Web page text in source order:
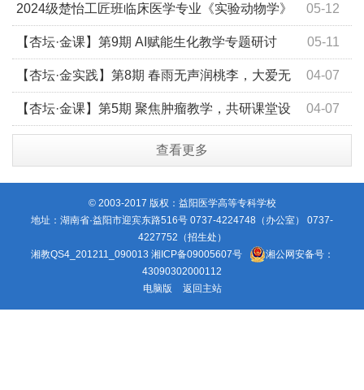
结束 05-12
2024级楚怡工匠班临床医学专业《实验动物学》
结课 05-11
【杏坛·金课】第9期 AI赋能生化教学专题研讨
04-07
【杏坛·金实践】第8期 春雨无声润桃李，大爱无
言铸医魂 04-07
【杏坛·金课】第5期 聚焦肿瘤教学，共研课堂设
查看更多
© 2003-2017 版权：益阳医学高等专科学校
地址：湖南省·益阳市迎宾东路516号 0737-4224748（办公室） 0737-
4227752（招生处）
湘教QS4_201211_090013 湘ICP备09005607号
湘公网安备号：
43090302000112
电脑版
返回主站